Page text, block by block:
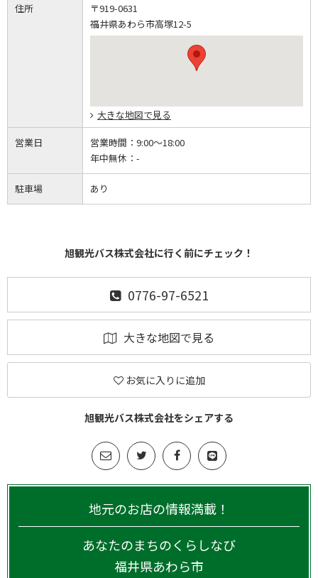
住所
〒919-0631
福井県あわら市高塚12-5
大きな地図で見る
営業日 営業時間： 9:00～18:00
年中無休： -
駐車場 あり
旭観光バス株式会社に行く前にチェック！
0776-97-6521
大きな地図で見る
お気に入りに追加
旭観光バス株式会社をシェアする
地元のお店の情報満載！
あなたのまちのくらしなび
福井県あわら市